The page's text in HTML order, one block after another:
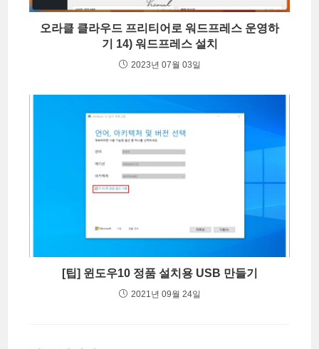
오라클 클라우드 프리티어로 워드프레스 운영하
기 14) 워드프레스 설치
2023년 07월 03일
[팁] 윈도우10 정품 설치용 USB 만들기
2021년 09월 24일